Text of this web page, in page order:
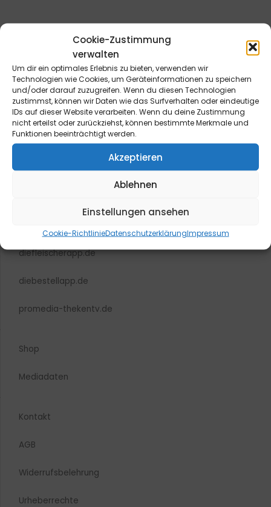
Cookie-Zustimmung
verwalten
Um dir ein optimales Erlebnis zu bieten, verwenden wir
Technologien wie Cookies, um Geräteinformationen zu speichern
und/oder darauf zuzugreifen. Wenn du diesen Technologien
zustimmst, können wir Daten wie das Surfverhalten oder eindeutige
IDs auf dieser Website verarbeiten. Wenn du deine Zustimmung
nicht erteilst oder zurückziehst, können bestimmte Merkmale und
Funktionen beeinträchtigt werden.
Akzeptieren
Ablehnen
Einstellungen ansehen
Cookie-RichtlinieDatenschutzerklärungImpressum
blmedien.de
blgastro.de
moproweb.de
kaeseweb.de
diefleischerapp.de
diebestellapp.de
promedia-thekentv.de
Shop
Mediadaten
Kontakt
AGB
Widerrufsbelehrung
Urheberrechte​